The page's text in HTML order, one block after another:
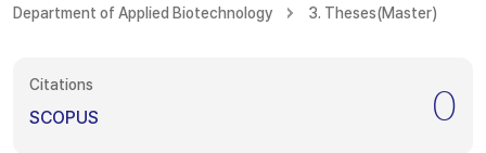
Department of Applied Biotechnology
3. Theses(Master)
Citations
SCOPUS 0